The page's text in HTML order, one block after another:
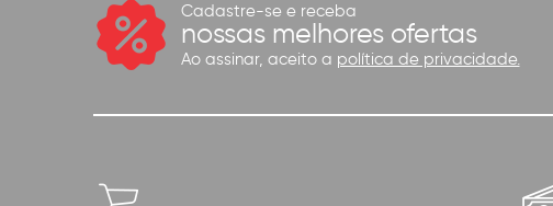
Cadastre-se e receba
nossas melhores ofertas
Ao assinar, aceito a política de privacidade.